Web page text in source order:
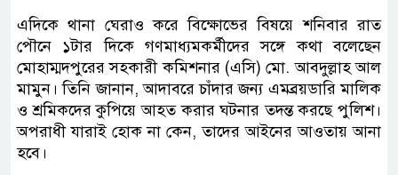
এদিকে থানা ঘেরাও করে বিক্ষোভের বিষয়ে শনিবার রাত
পৌনে ১টার দিকে গণমাধ্যমকর্মীদের সঙ্গে কথা বলেছেন
মোহাম্মদপুরের সহকারী কমিশনার (এসি) মো. আবদুল্লাহ আল
মামুন। তিনি জানান, আদাবরে চাঁদার জন্য এমব্রয়ডারি মালিক
ও শ্রমিকদের কুপিয়ে আহত করার ঘটনার তদন্ত করছে পুলিশ।
অপরাধী যারাই হোক না কেন, তাদের আইনের আওতায় আনা
হবে।